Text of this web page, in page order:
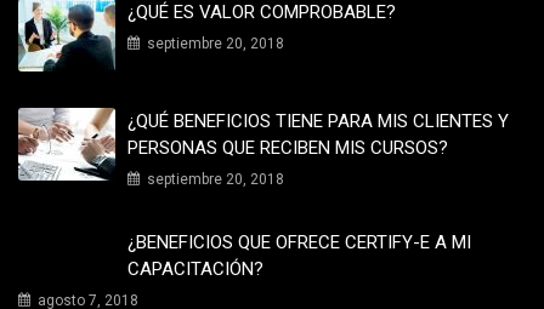
¿QUÉ ES VALOR COMPROBABLE?
septiembre 20, 2018
¿QUÉ BENEFICIOS TIENE PARA MIS CLIENTES Y
PERSONAS QUE RECIBEN MIS CURSOS?
septiembre 20, 2018
¿BENEFICIOS QUE OFRECE CERTIFY-E A MI
CAPACITACIÓN?
agosto 7, 2018